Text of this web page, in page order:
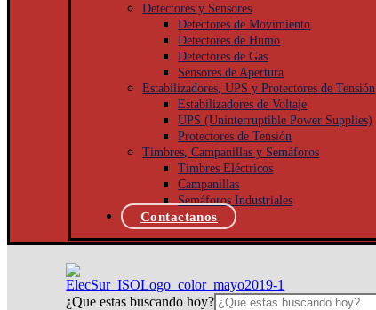
Detectores y Sensores
Detectores de Movimiento
Detectores de Humo
Detectores de Gas
Sensores de Apertura
Estabilizadores, UPS y Protectores de Tensión
Estabilizadores de Voltaje
UPS (Uninterruptible Power Supplies)
Protectores de Tensión
Timbres, Campanillas y Semáforos
Timbres Eléctricos
Campanillas
Semáforos Industriales
Contactanos
¿Que estas buscando hoy?